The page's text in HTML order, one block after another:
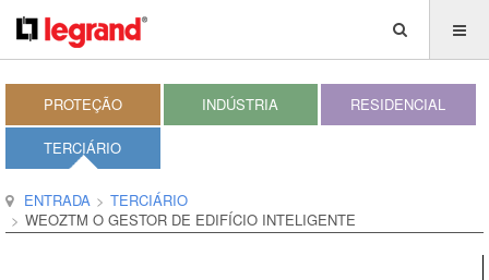
PROTEÇÃO INDÚSTRIA RESIDENCIAL
TERCIÁRIO
ENTRADA
TERCIÁRIO
WEOZTM O GESTOR DE EDIFÍCIO INTELIGENTE